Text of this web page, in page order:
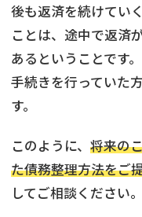
後も返済を続けてい
ことは、途中で返済
あるということです
手続きを行っていた
す。
このように、 将来の
た債務整理方法をご
してご相談ください。